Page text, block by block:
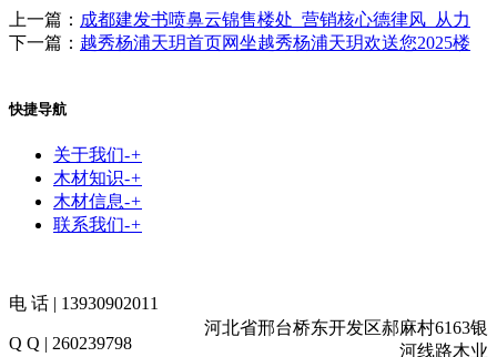
上一篇： 成都建发书喷鼻云锦售楼处_营销核心德律风_从力
下一篇： 越秀杨浦天玥首页网坐越秀杨浦天玥欢送您2025楼
快捷导航
关于我们-+
木材知识-+
木材信息-+
联系我们-+
电 话 | 13930902011
Q Q | 260239798
河北省邢台桥东开发区郝麻村6163银
河线路木业